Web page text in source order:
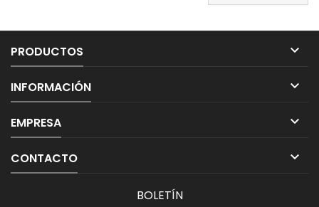
PRODUCTOS 
INFORMACIÓN 
EMPRESA 
CONTACTO 
BOLETÍN